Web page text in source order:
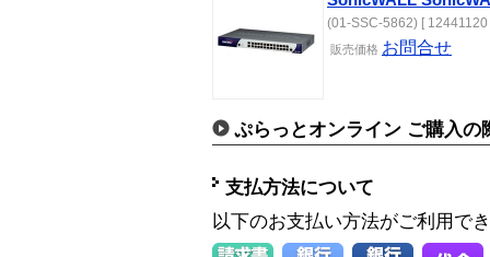
(01-SSC-5862) [ 12441120
販売価格 お問合せ
ぷらっとオンライン ご購入の
支払方法について
以下のお支払い方法がご利用で